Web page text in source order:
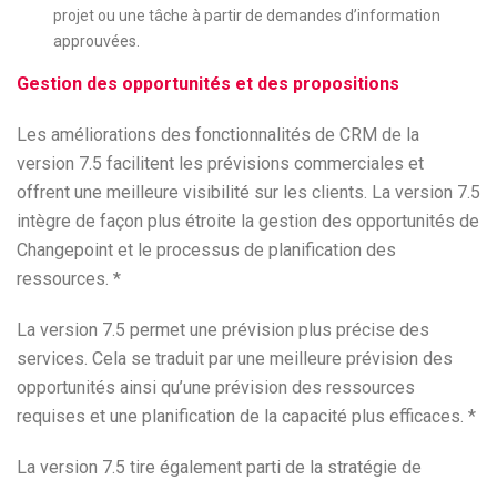
projet ou une tâche à partir de demandes d’information
approuvées.
Gestion des opportunités et des propositions
Les améliorations des fonctionnalités de CRM de la
version 7.5 facilitent les prévisions commerciales et
offrent une meilleure visibilité sur les clients. La version 7.5
intègre de façon plus étroite la gestion des opportunités de
Changepoint et le processus de planification des
ressources. *
La version 7.5 permet une prévision plus précise des
services. Cela se traduit par une meilleure prévision des
opportunités ainsi qu’une prévision des ressources
requises et une planification de la capacité plus efficaces. *
La version 7.5 tire également parti de la stratégie de